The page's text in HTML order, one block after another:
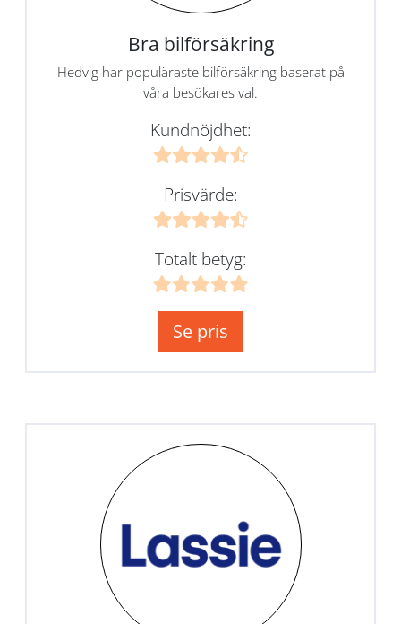
Bra bilförsäkring
Hedvig har populäraste bilförsäkring baserat på
våra besökares val.
Kundnöjdhet:
Prisvärde:
Totalt betyg:
Se pris